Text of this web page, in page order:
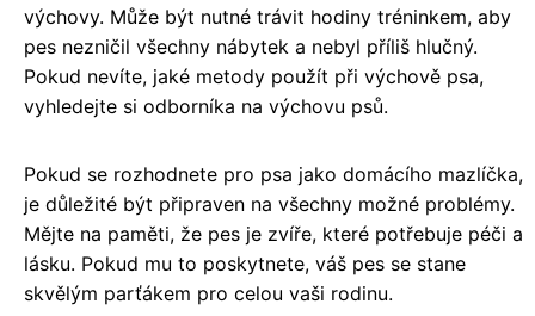
výchovy. Může být nutné trávit hodiny tréninkem, aby
pes nezničil všechny nábytek a nebyl příliš hlučný.
Pokud nevíte, jaké metody použít při výchově psa,
vyhledejte si odborníka na výchovu psů.
Pokud se rozhodnete pro psa jako domácího mazlíčka,
je důležité být připraven na všechny možné problémy.
Mějte na paměti, že pes je zvíře, které potřebuje péči a
lásku. Pokud mu to poskytnete, váš pes se stane
skvělým parťákem pro celou vaši rodinu.